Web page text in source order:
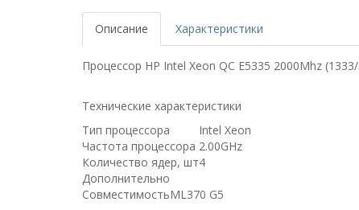
Описание Характеристики
Процессор HP Intel Xeon QC E5335 2000Mhz
Технические характеристики
Тип процессора
Intel Xeon
Частота процессора 2.00GHz
Количество ядер, шт4
Дополнительно
СовместимостьML370 G5